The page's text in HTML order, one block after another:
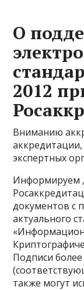
О
2012
Вниманию
аккредитации,
экспертных
Информируем
документов с
актуального
Подписи
также могут